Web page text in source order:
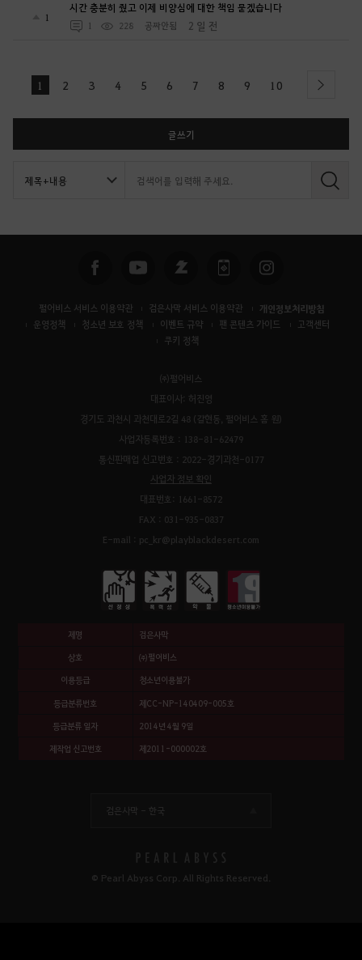
1
시간 충분히 줬고 이제 비양심에 대한 책임 묻겠습니다
1 228 공짜안됨 2 일 전
1 2 3 4 5 6 7 8 9 10 next
글쓰기
검
펄어비스 서비스 이용약관 검은사막 서비스 이용약관 개인정보처리방침
운영정책 청소년 보호 정책 이벤트 규약 팬 콘텐츠 가이드
고객센터
쿠키 정책
㈜펄어비스
대표이사: 허진영
경기도 과천시 과천대로2길 48 (갈현동, 펄어비스 홈 원)
사업자등록번호 : 138-81-62479
통신판매업 신고번호 : 2022-경기과천-0177
사업자 정보 확인
대표번호: 1661-8572
FAX : 031-935-0837
E-mail : pc_kr@playblackdesert.com
제명 검은사막
상호 ㈜펄어비스
이용등급 청소년이용불가
등급분류번호 제CC-NP-140409-005호
등급분류 일자 2014년 4월 9일
제작업 신고번호 제2011-000002호
검은사막 - 한국
© Pearl Abyss Corp. All Rights Reserved.